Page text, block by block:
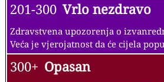
201-300 Vrlo nezdravo
Zdravstvena upozorenja o
Veća je vjerojatnost da će cijela
300+ Opasan